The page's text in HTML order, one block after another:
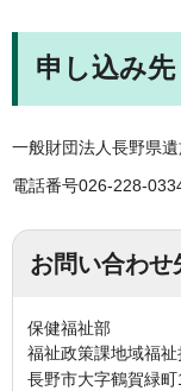
申し込み先
一般財団法人長野県
電話番号026-228-
お問い合わせ
保健福祉部
福祉政策課地域福祉
長野市大字鶴賀緑